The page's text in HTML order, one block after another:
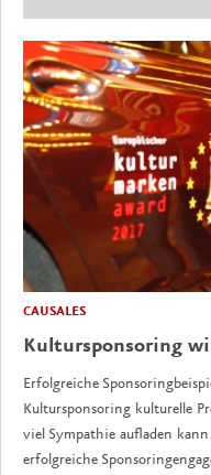
CAUSALES
Kultursponsoring
Erfolgreiche
Kultursponsoring kulturelle
viel Sympathie aufladen
erfolgreiche